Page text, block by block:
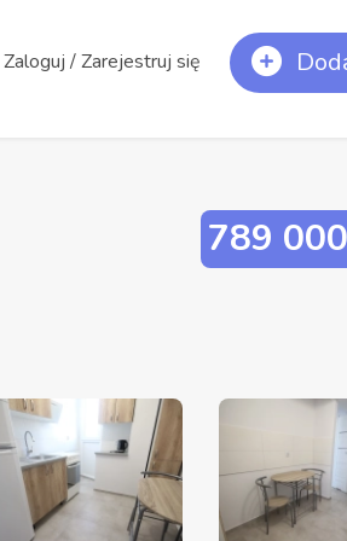
/ Zarejestruj się
789 000